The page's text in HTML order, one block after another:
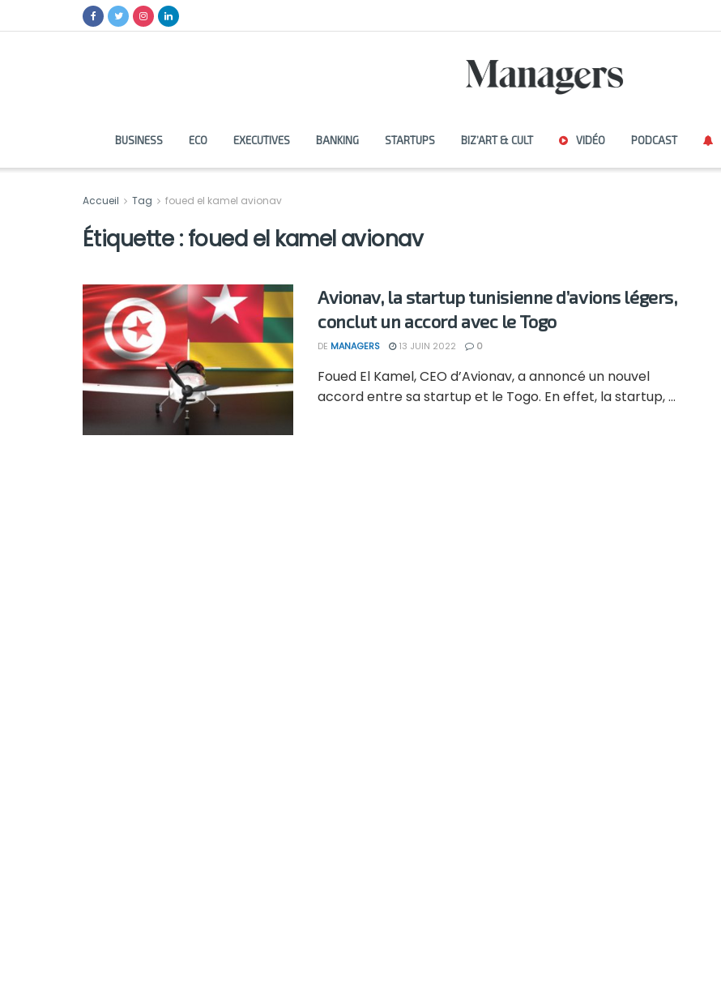
BUSINESS ECO EXECUTIVES BANKING STARTUPS BIZ’ART & CULT VIDÉO PODCAST
Accueil Tag foued el kamel avionav
Étiquette :foued el kamel avionav
Avionav, la startup tunisienne d’avions légers,
conclut un accord avec le Togo
DE MANAGERS 13 JUIN 2022 0
Foued El Kamel, CEO d’Avionav, a annoncé un nouvel
accord entre sa startup et le Togo. En effet, la startup, ...